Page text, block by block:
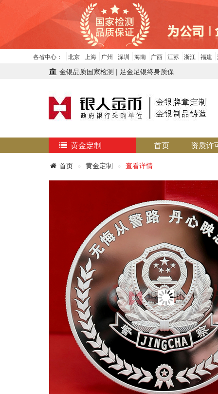
各省中心： 北京 上海 广州 深圳 海南 广西 江苏 浙江 福建
金银品质国家检测 | 足金足银终身质保
黄金定制 首页 资质许
首页 黄金定制 查看详情